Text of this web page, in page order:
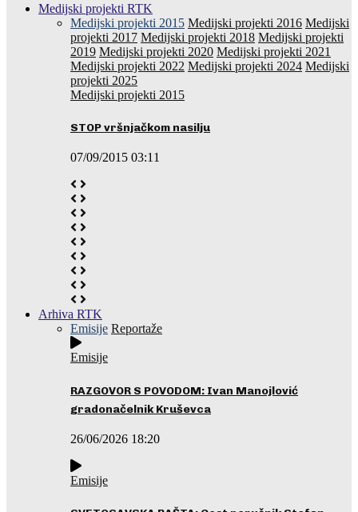
Medijski projekti RTK
Medijski projekti 2015 Medijski projekti 2016 Medijski
projekti 2017 Medijski projekti 2018 Medijski projekti
2019 Medijski projekti 2020 Medijski projekti 2021
Medijski projekti 2022 Medijski projekti 2024 Medijski
projekti 2025
Medijski projekti 2015
STOP vršnjačkom nasilju
07/09/2015 03:11
Arhiva RTK
Emisije Reportaže
Emisije
RAZGOVOR S POVODOM: Ivan Manojlović
gradonačelnik Kruševca
26/06/2026 18:20
Emisije